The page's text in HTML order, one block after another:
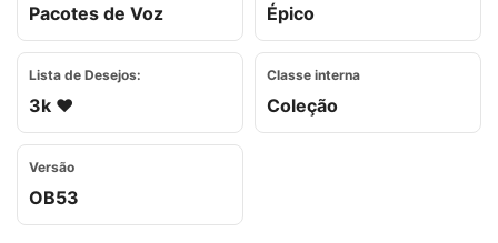
Pacotes de Voz Épico
Lista de Desejos:
3k ❤️
Classe interna
Coleção
Versão
OB53